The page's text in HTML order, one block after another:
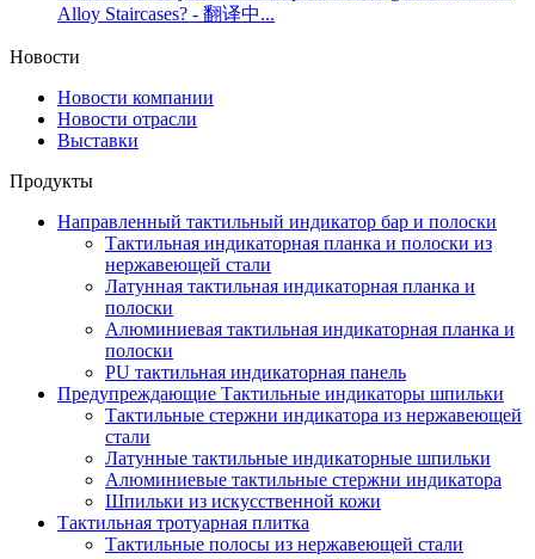
Alloy Staircases? - 翻译中...
Новости
Новости компании
Новости отрасли
Выставки
Продукты
Направленный тактильный индикатор бар и полоски
Тактильная индикаторная планка и полоски из
нержавеющей стали
Латунная тактильная индикаторная планка и
полоски
Алюминиевая тактильная индикаторная планка и
полоски
PU тактильная индикаторная панель
Предупреждающие Тактильные индикаторы шпильки
Тактильные стержни индикатора из нержавеющей
стали
Латунные тактильные индикаторные шпильки
Алюминиевые тактильные стержни индикатора
Шпильки из искусственной кожи
Тактильная тротуарная плитка
Тактильные полосы из нержавеющей стали